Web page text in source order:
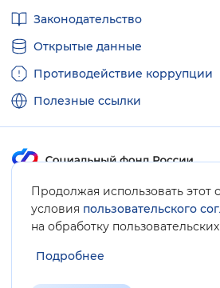
Продолжая использовать этот
условия пользовательского
на обработку
Подробнее
ссылкиЗаконодательство
Открытые данные
Противодействие коррупции
Полезные ссылки
Карта сайта